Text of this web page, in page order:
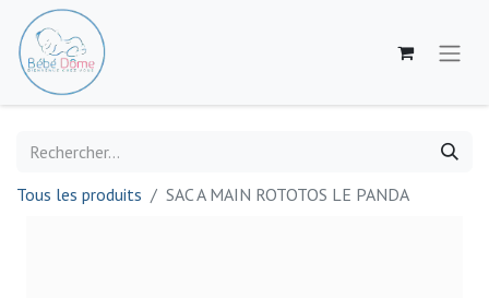
Tous les produits SAC A MAIN ROTOTOS LE PANDA